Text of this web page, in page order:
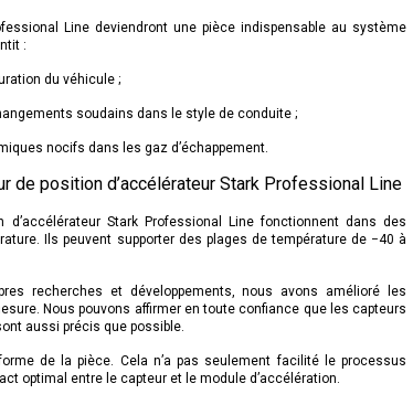
Line deviendront une pièce indispensable au système
:
du véhicule ;
soudains dans le style de conduite ;
nocifs dans les gaz d’échappement.
de position d’accélérateur Stark Professional Line
d’accélérateur Stark Professional Line fonctionnent dans des
Ils peuvent supporter des plages de température de −40 à
recherches et développements, nous avons amélioré les
Nous pouvons affirmer en toute confiance que les capteurs
aussi précis que possible.
de la pièce. Cela n’a pas seulement facilité le processus
optimal entre le capteur et le module d’accélération.